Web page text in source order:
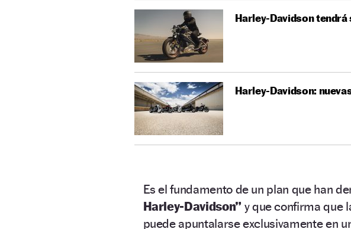
Harley-Davidson
Harley-Davidson:
Es el fundamento de un plan que han
Harley-Davidson” y que confirma que
puede apuntalarse exclusivamente en